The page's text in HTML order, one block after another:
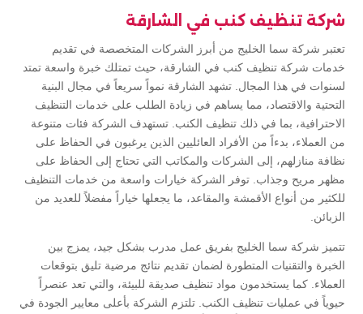
شركة تنظيف كنب في الشارقة
تعتبر شركة سما الخليج من أبرز الشركات المتخصصة في تقديم
خدمات شركة تنظيف كنب في الشارقة، حيث تمتلك خبرة واسعة تمتد
لسنوات في هذا المجال. تشهد الشارقة نمواً سريعاً في مجال البنية
التحتية والاقتصاد، مما يساهم في زيادة الطلب على خدمات التنظيف
الاحترافية، بما في ذلك تنظيف الكنب. تستهدف الشركة فئات متنوعة
من العملاء، بدءاً من الأفراد العائليين الذين يرغبون في الحفاظ على
نظافة منازلهم، إلى الشركات والمكاتب التي تحتاج إلى الحفاظ على
مظهر مريح وجذاب. توفر الشركة خيارات واسعة من خدمات التنظيف
للكثير من أنواع الأقمشة والمقاعد، ما يجعلها خياراً مفضلاً للعديد من
الزبائن.
تتميز شركة سما الخليج بفريق عمل مدرب بشكل جيد، يمزج بين
الخبرة والتقنيات المتطورة لضمان تقديم نتائج مرضية تليق بتوقعات
العملاء. كما يستخدمون مواد تنظيف صديقة للبيئة، والتي تعد عنصراً
حيوياً في عمليات تنظيف الكنب. تلتزم الشركة بأعلى معايير الجودة في